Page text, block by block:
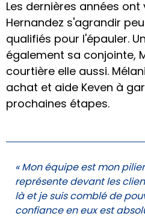
Les dernières années ont
Hernandez s'agrandir
qualifiés pour l'épauler.
également sa conjointe,
courtière elle aussi.
achat et aide Keven à
prochaines étapes.
« Mon équipe est mon
représente devant les
là et je suis comblé de
confiance en eux est